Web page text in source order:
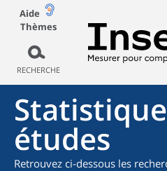
Aide
Thèmes
RECHERCHE
études
Retrouvez ci-dessous les